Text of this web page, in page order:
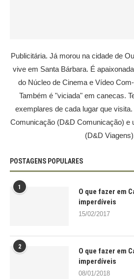
Publicitária. Já morou na cidade de
vive em Santa Bárbara. É
do Núcleo de Cinema e Vídeo
Também é "viciada" em canecas.
exemplares de cada lugar que
Comunicação (D&D Comunicação) e
(D&D
POSTAGENS POPULARES
1
O que fazer em
imperdíveis
15/02/2017
2
O que fazer em
imperdíveis
08/01/2018